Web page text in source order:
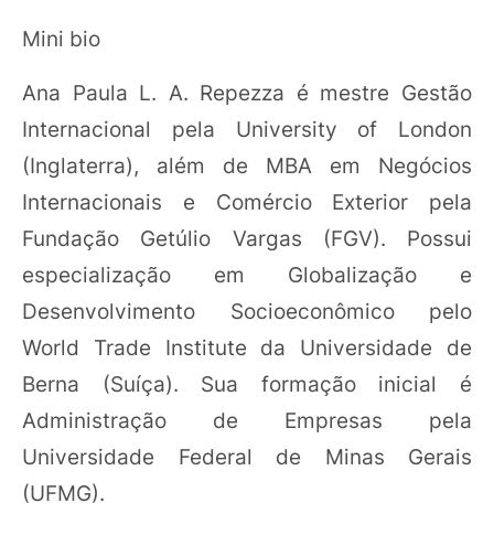
Mini bio
Ana Paula L. A. Repezza é mestre Gestão
Internacional pela University of London
(Inglaterra), além de MBA em Negócios
Internacionais e Comércio Exterior pela
Fundação Getúlio Vargas (FGV). Possui
especialização em Globalização e
Desenvolvimento Socioeconômico pelo
World Trade Institute da Universidade de
Berna (Suíça). Sua formação inicial é
Administração de Empresas pela
Universidade Federal de Minas Gerais
(UFMG).